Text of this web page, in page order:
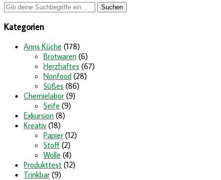
Kategorien
Anns Küche (178)
Brotwaren (6)
Herzhaftes (67)
Nonfood (28)
Süßes (86)
Chemielabor (9)
Seife (9)
Exkursion (8)
Kreativ (18)
Papier (12)
Stoff (2)
Wolle (4)
Produkttest (12)
Trinkbar (9)